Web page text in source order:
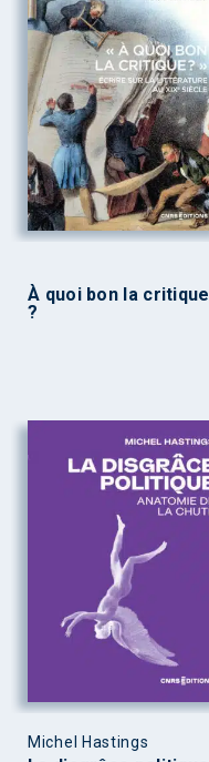
À quoi bon la critique
?
Michel Hastings